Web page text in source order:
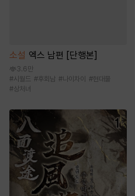
소설 엑스 남편 [단행본]
3.6만
#시월드 #후회남 #나이차이 #현대물
#상처녀